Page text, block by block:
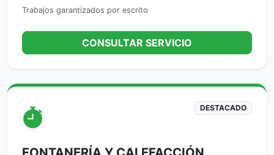
Trabajos garantizados por escrito
CONSULTAR SERVICIO
DESTACADO